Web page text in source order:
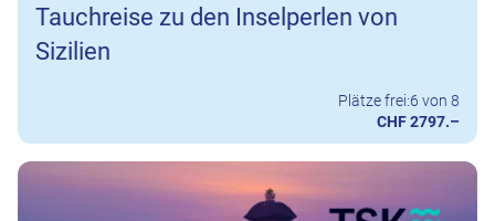
Tauchreise zu den Inselperlen von
Sizilien
Plätze frei:6 von 8
CHF 2797.–